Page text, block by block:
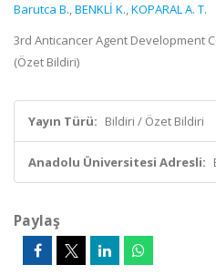
Barutca B.,BENKLİ K.,KOPARAL A. T.
3rd Anticancer Agent Development
(Özet Bildiri)
Yayın Türü: Bildiri / Özet Bildiri
Anadolu Üniversitesi Adresli:
Paylaş